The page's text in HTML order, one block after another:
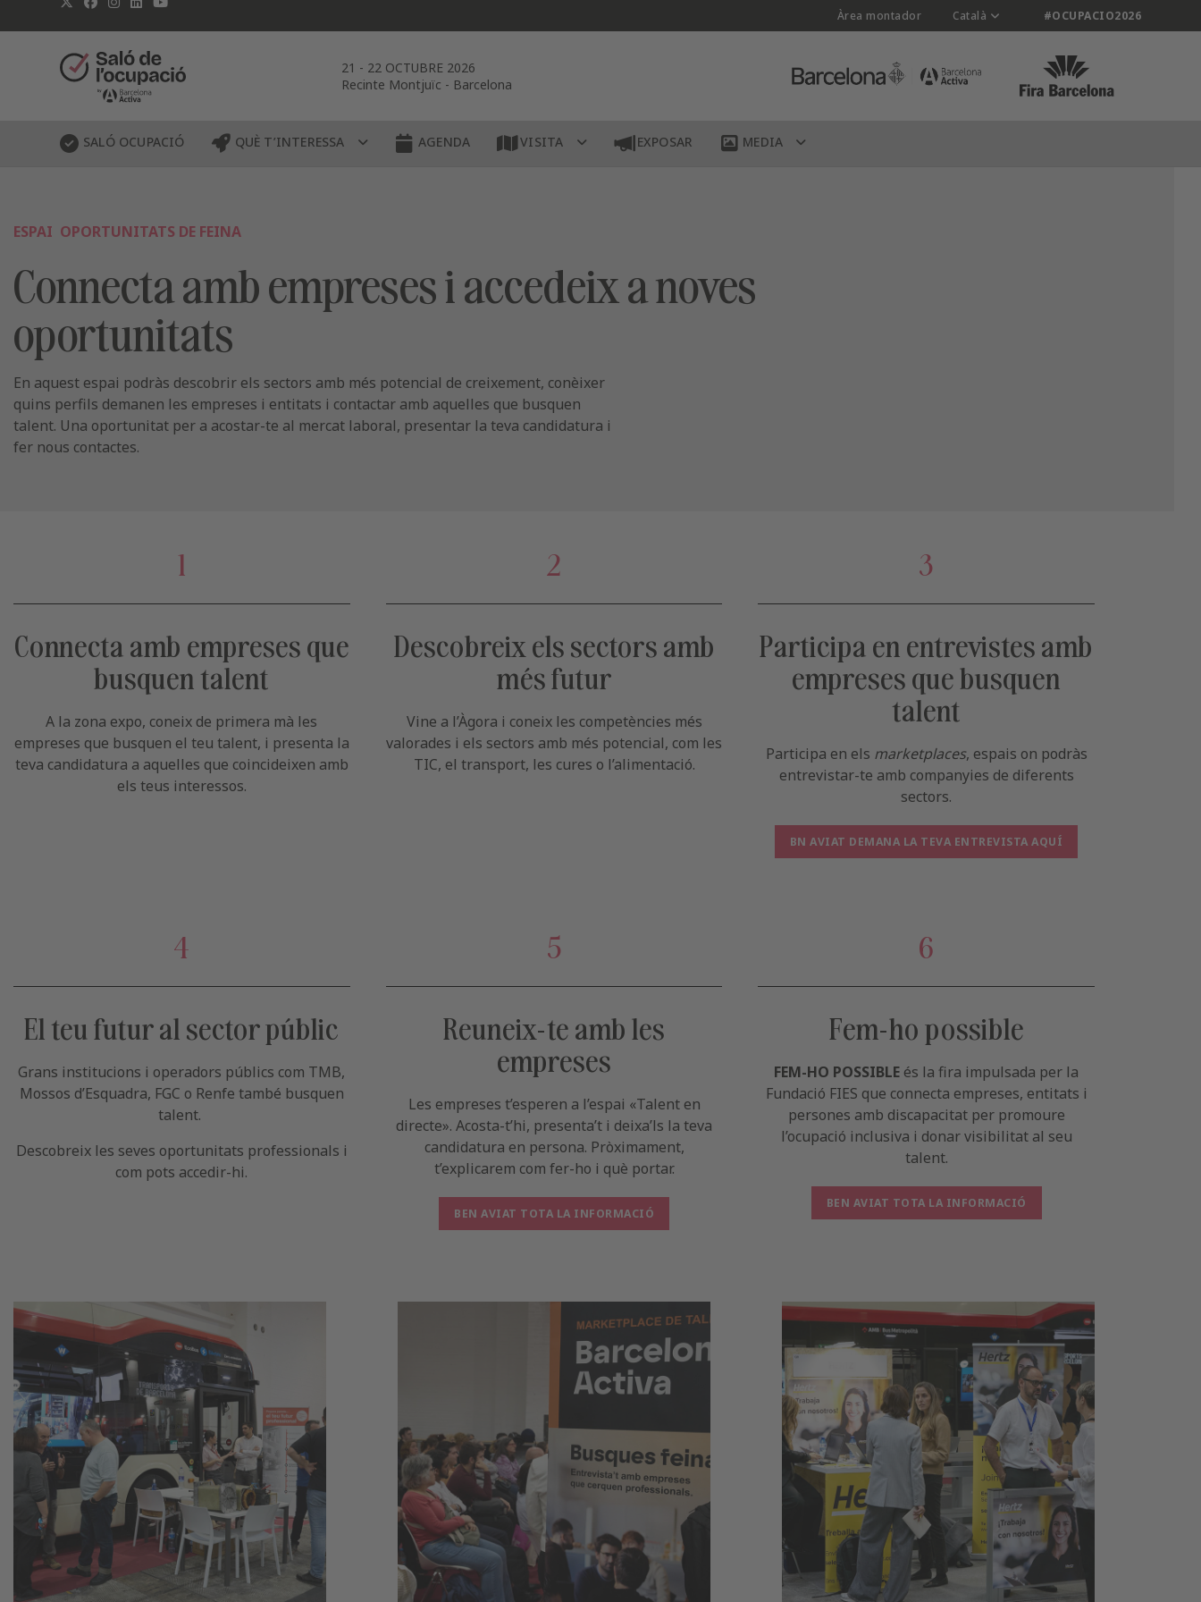
Àrea montador Català #OCUPACIO2026
21 - 22 OCTUBRE 2026
Recinte Montjuïc - Barcelona
SALÓ OCUPACIÓ QUÈ T’INTERESSA AGENDA VISITA EXPOSAR MEDIA
ESPAI OPORTUNITATS DE FEINA
Connecta amb empreses i accedeix a noves
oportunitats
En aquest espai podràs descobrir els sectors amb més potencial de creixement, conèixer
quins perfils demanen les empreses i entitats i contactar amb aquelles que busquen
talent. Una oportunitat per a acostar-te al mercat laboral, presentar la teva candidatura i
fer nous contactes.
1
Connecta amb empreses que
busquen talent
A la zona expo, coneix de primera mà les
empreses que busquen el teu talent, i presenta la
teva candidatura a aquelles que coincideixen amb
els teus interessos.
2
Descobreix els sectors amb
més futur
Vine a l’Àgora i coneix les competències més
valorades i els sectors amb més potencial, com les
TIC, el transport, les cures o l’alimentació.
3
Participa en entrevistes amb
empreses que busquen
talent
Participa en els marketplaces, espais on podràs
entrevistar-te amb companyies de diferents
sectors.
BN AVIAT DEMANA LA TEVA ENTREVISTA AQUÍ
4
El teu futur al sector públic
Grans institucions i operadors públics com TMB,
Mossos d’Esquadra, FGC o Renfe també busquen
talent.
Descobreix les seves oportunitats professionals i
com pots accedir-hi.
5
Reuneix-te amb les
empreses
Les empreses t’esperen a l’espai «Talent en
directe». Acosta-t’hi, presenta’t i deixa’ls la teva
candidatura en persona. Pròximament,
t’explicarem com fer-ho i què portar.
BEN AVIAT TOTA LA INFORMACIÓ
6
Fem-ho possible
FEM-HO POSSIBLE és la fira impulsada per la
Fundació FIES que connecta empreses, entitats i
persones amb discapacitat per promoure
l’ocupació inclusiva i donar visibilitat al seu
talent.
BEN AVIAT TOTA LA INFORMACIÓ